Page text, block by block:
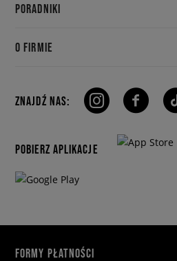
PORADNIKI
O FIRMIE
ZNAJDŹ NAS:
POBIERZ APLIKACJE
FORMY PŁATNOŚCI